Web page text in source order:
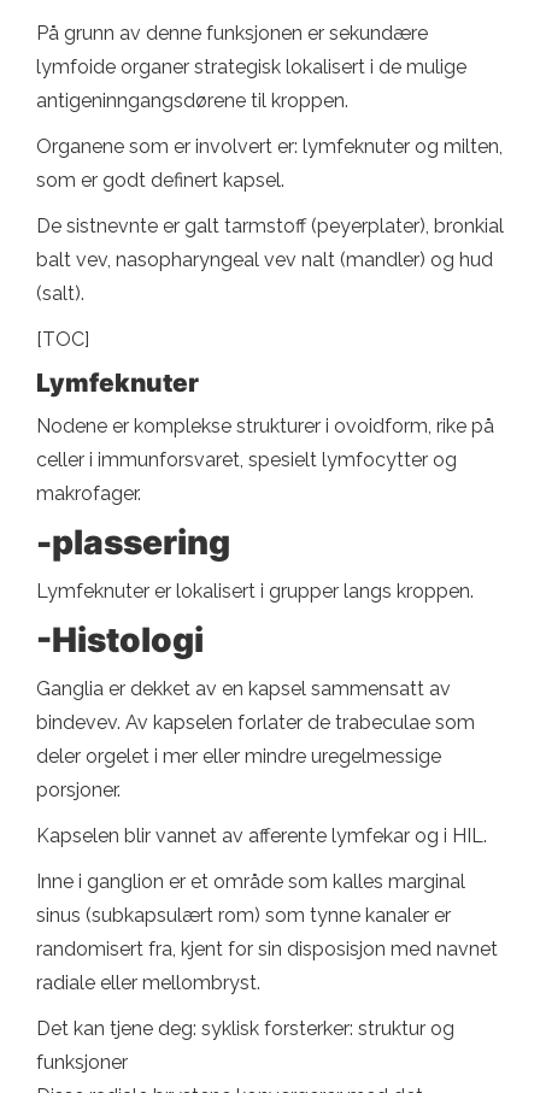
På grunn av denne funksjonen er sekundære
lymfoide organer strategisk lokalisert i de mulige
antigeninngangsdørene til kroppen.
Organene som er involvert er: lymfeknuter og milten,
som er godt definert kapsel.
De sistnevnte er galt tarmstoff (peyerplater), bronkial
balt vev, nasopharyngeal vev nalt (mandler) og hud
(salt).
[TOC]
Lymfeknuter
Nodene er komplekse strukturer i ovoidform, rike på
celler i immunforsvaret, spesielt lymfocytter og
makrofager.
-plassering
Lymfeknuter er lokalisert i grupper langs kroppen.
-Histologi
Ganglia er dekket av en kapsel sammensatt av
bindevev. Av kapselen forlater de trabeculae som
deler orgelet i mer eller mindre uregelmessige
porsjoner.
Kapselen blir vannet av afferente lymfekar og i HIL.
Inne i ganglion er et område som kalles marginal
sinus (subkapsulært rom) som tynne kanaler er
randomisert fra, kjent for sin disposisjon med navnet
radiale eller mellombryst.
Det kan tjene deg: syklisk forsterker: struktur og
funksjoner